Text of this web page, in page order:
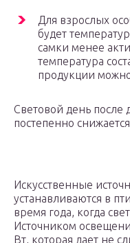
Для взрослых
будет
самки менее
температура
продукции
Световой день после
постепенно
Искусственные
устанавливаются в
время года, когда
Источником
Вт, которая дает не